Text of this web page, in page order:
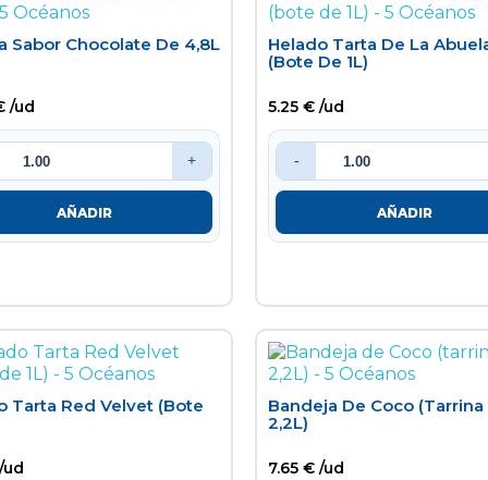
Sabor Chocolate De 4,8L
/ud
+
AÑADIR
Helado Tarta De La
(bote De 1L)
5.25 € /ud
-
AÑADIR
Tarta Red Velvet (bote
Bandeja De Coco (tarrina
2,2L)
7.65 € /ud